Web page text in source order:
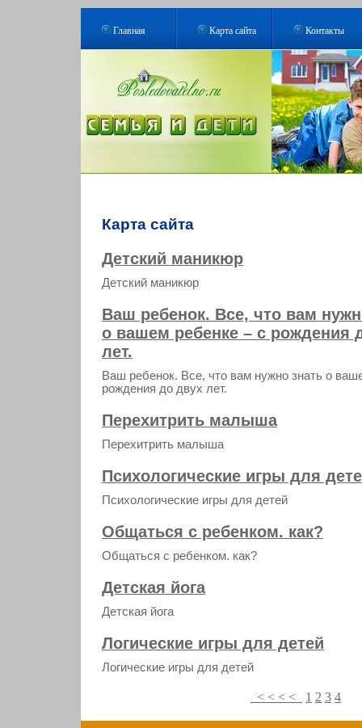
Главная Карта сайта Контакты
Карта сайта
Детский маникюр
Детский маникюр
Ваш ребенок. Все, что вам
о вашем ребенке – с рождения
лет.
Ваш ребенок. Все, что вам нужно знать о
рождения до двух лет.
Перехитрить малыша
Перехитрить малыша
Психологические игры для
Психологические игры для детей
Общаться с ребенком. как?
Общаться с ребенком. как?
Детская йога
Детская йога
Логические игры для детей
Логические игры для детей
< < < < 1 2 3 4